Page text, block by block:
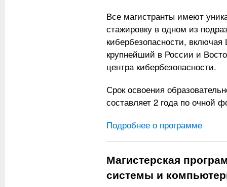
Все магистранты имеют
стажировку в одном из
кибербезопасности,
крупнейший в России и
центра кибербезопасности.
Срок освоения
составляет 2 года по очной
Подробнее о программе
Магистерская
системы и